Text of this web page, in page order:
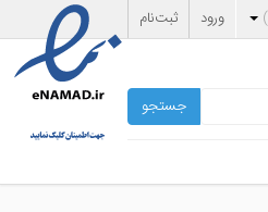
) ورود ثبت‌نام
جستجو